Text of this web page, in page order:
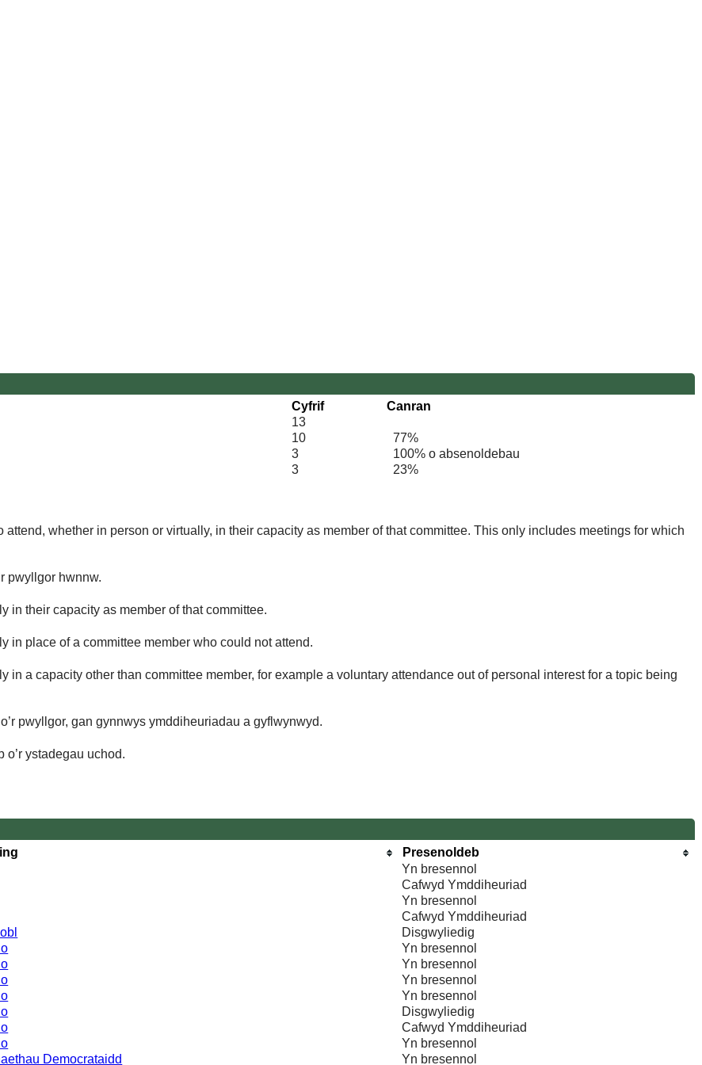
Cyfrif
Canran
13
10
77%
3
100% o absenoldebau
3
23%
whether in person or virtually, in their capacity as member of that committee. This only includes meetings for which
pwyllgor hwnnw.
in their capacity as member of that committee.
in place of a committee member who could not attend.
in a capacity other than committee member, for example a voluntary attendance out of personal interest for a topic being
pwyllgor, gan gynnwys ymddiheuriadau a gyflwynwyd.
o’r ystadegau uchod.
Presenoldeb
Yn bresennol
Cafwyd Ymddiheuriad
Yn bresennol
Cafwyd Ymddiheuriad
Disgwyliedig
Yn bresennol
Yn bresennol
Yn bresennol
Yn bresennol
Disgwyliedig
Cafwyd Ymddiheuriad
Yn bresennol
Democrataidd Yn bresennol